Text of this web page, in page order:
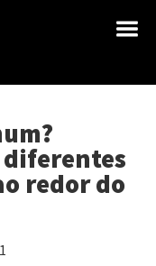
redor do